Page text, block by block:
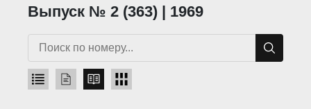
Выпуск № 2 (363) | 1969